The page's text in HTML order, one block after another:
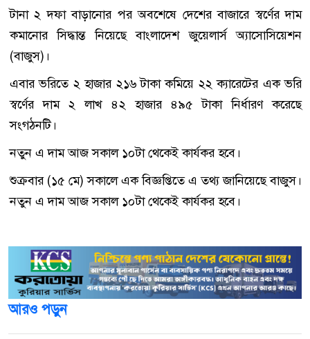
টানা ২ দফা বাড়ানোর পর অবশেষে দেশের বাজারে স্বর্ণের দাম
কমানোর সিদ্ধান্ত নিয়েছে বাংলাদেশ জুয়েলার্স অ্যাসোসিয়েশন
(বাজুস)।
এবার ভরিতে ২ হাজার ২১৬ টাকা কমিয়ে ২২ ক্যারেটের এক ভরি
স্বর্ণের দাম ২ লাখ ৪২ হাজার ৪৯৫ টাকা নির্ধারণ করেছে
সংগঠনটি।
নতুন এ দাম আজ সকাল ১০টা থেকেই কার্যকর হবে।
শুক্রবার (১৫ মে) সকালে এক বিজ্ঞপ্তিতে এ তথ্য জানিয়েছে বাজুস।
নতুন এ দাম আজ সকাল ১০টা থেকেই কার্যকর হবে।
আরও পড়ুন